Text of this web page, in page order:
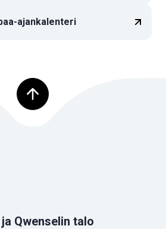
ajankalenteri
Palaa ylös
Qwenselin talo